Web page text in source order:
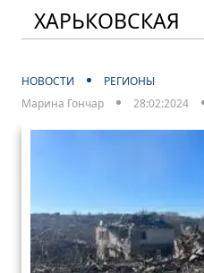
ХАРЬКОВСКАЯ
НОВОСТИ
РЕГИОНЫ
Марина Гончар
28:02:2024